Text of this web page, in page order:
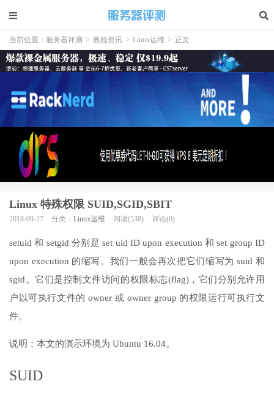
当前位置： 服务器评测 > 教程资讯 > Linux运维 > 正文
Linux 特殊权限 SUID,SGID,SBIT
2018-09-27 分类： Linux运维 阅读(538) 评论(0)
setuid 和 setgid 分别是 set uid ID upon execution 和 set group ID
upon execution 的缩写。我们一般会再次把它们缩写为 suid 和
sgid。它们是控制文件访问的权限标志(flag)，它们分别允许用
户以可执行文件的 owner 或 owner group 的权限运行可执行文
件。
说明：本文的演示环境为 Ubuntu 16.04。
SUID